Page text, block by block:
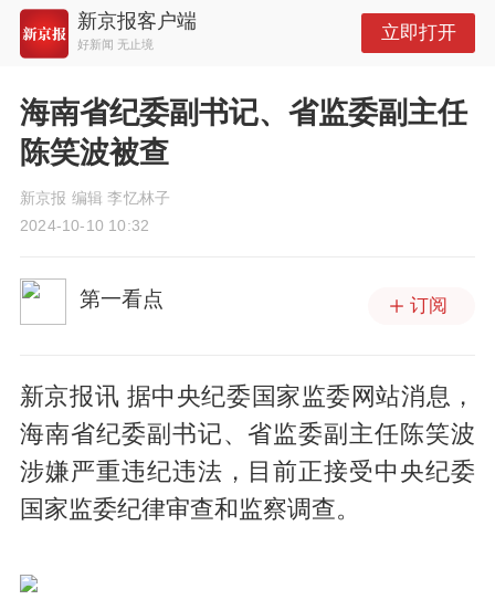
新京报客户端
好新闻 无止境
立即打开
海南省纪委副书记、省监委副主任
陈笑波被查
新京报 编辑 李忆林子
2024-10-10 10:32
第一看点 订阅
新京报讯 据中央纪委国家监委网站消息，
海南省纪委副书记、省监委副主任陈笑波
涉嫌严重违纪违法，目前正接受中央纪委
国家监委纪律审查和监察调查。